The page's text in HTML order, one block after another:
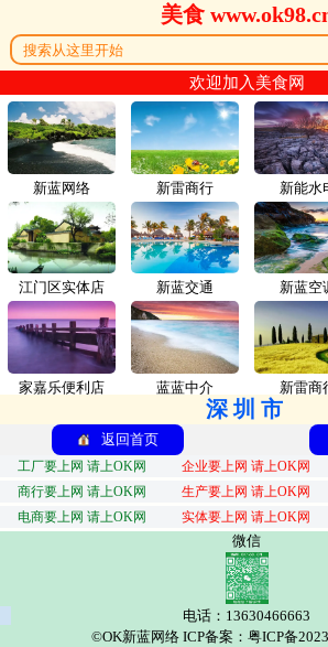
美食
欢迎加入美食网
新蓝网络 新雷商行
江门区实体店 新蓝交通
家嘉乐便利店 蓝蓝中介
新能水
新蓝空
新雷商
深圳市
返回首页
工厂要上网 请上OK网 企业要上网 请上OK网
商行要上网 请上OK网
生产要上网 请上OK网
电商要上网 请上OK网
实体要上网 请上OK网
微信
电话：13630466663
©OK新蓝网络 ICP备案：粤ICP备